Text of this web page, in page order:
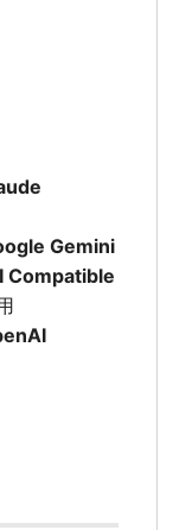
Gemini
Compatible